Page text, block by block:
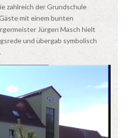
zahlreich der Grundschule
mit einem bunten
Jürgen Masch hielt
und übergab symbolisch